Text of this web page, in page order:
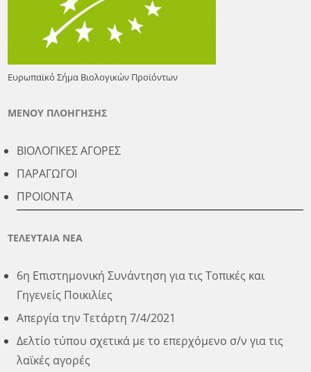
Ευρωπαϊκό Σήμα Βιολογικών Προϊόντων
ΜΕΝΟΥ ΠΛΟΗΓΗΣΗΣ
ΒΙΟΛΟΓΙΚΕΣ ΑΓΟΡΕΣ
ΠΑΡΑΓΩΓΟΙ
ΠΡΟΙΟΝΤΑ
ΤΕΛΕΥΤΑΙΑ ΝΕΑ
6η Επιστημονική Συνάντηση για τις Τοπικές και
Γηγενείς Ποικιλίες
Απεργία την Τετάρτη 7/4/2021
Δελτίο τύπου σχετικά με το επερχόμενο σ/ν για τις
λαϊκές αγορές